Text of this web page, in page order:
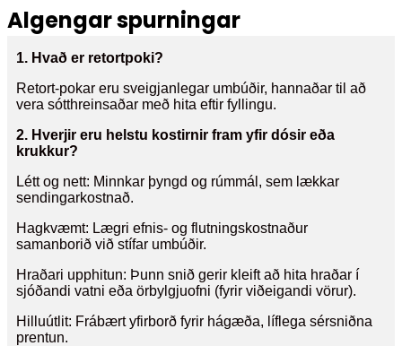
Algengar spurningar
1. Hvað er retortpoki?
Retort-pokar eru sveigjanlegar umbúðir, hannaðar til að
vera sótthreinsaðar með hita eftir fyllingu.
2. Hverjir eru helstu kostirnir fram yfir dósir eða
krukkur?
Létt og nett: Minnkar þyngd og rúmmál, sem lækkar
sendingarkostnað.
Hagkvæmt: Lægri efnis- og flutningskostnaður
samanborið við stífar umbúðir.
Hraðari upphitun: Þunn snið gerir kleift að hita hraðar í
sjóðandi vatni eða örbylgjuofni (fyrir viðeigandi vörur).
Hilluútlit: Frábært yfirborð fyrir hágæða, líflega sérsniðna
prentun.